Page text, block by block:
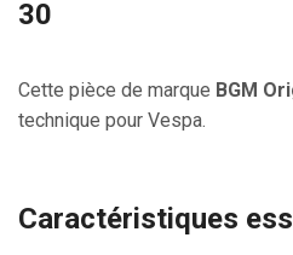
30
Cette pièce de marque BGM
technique pour Vespa.
Caractéristiques